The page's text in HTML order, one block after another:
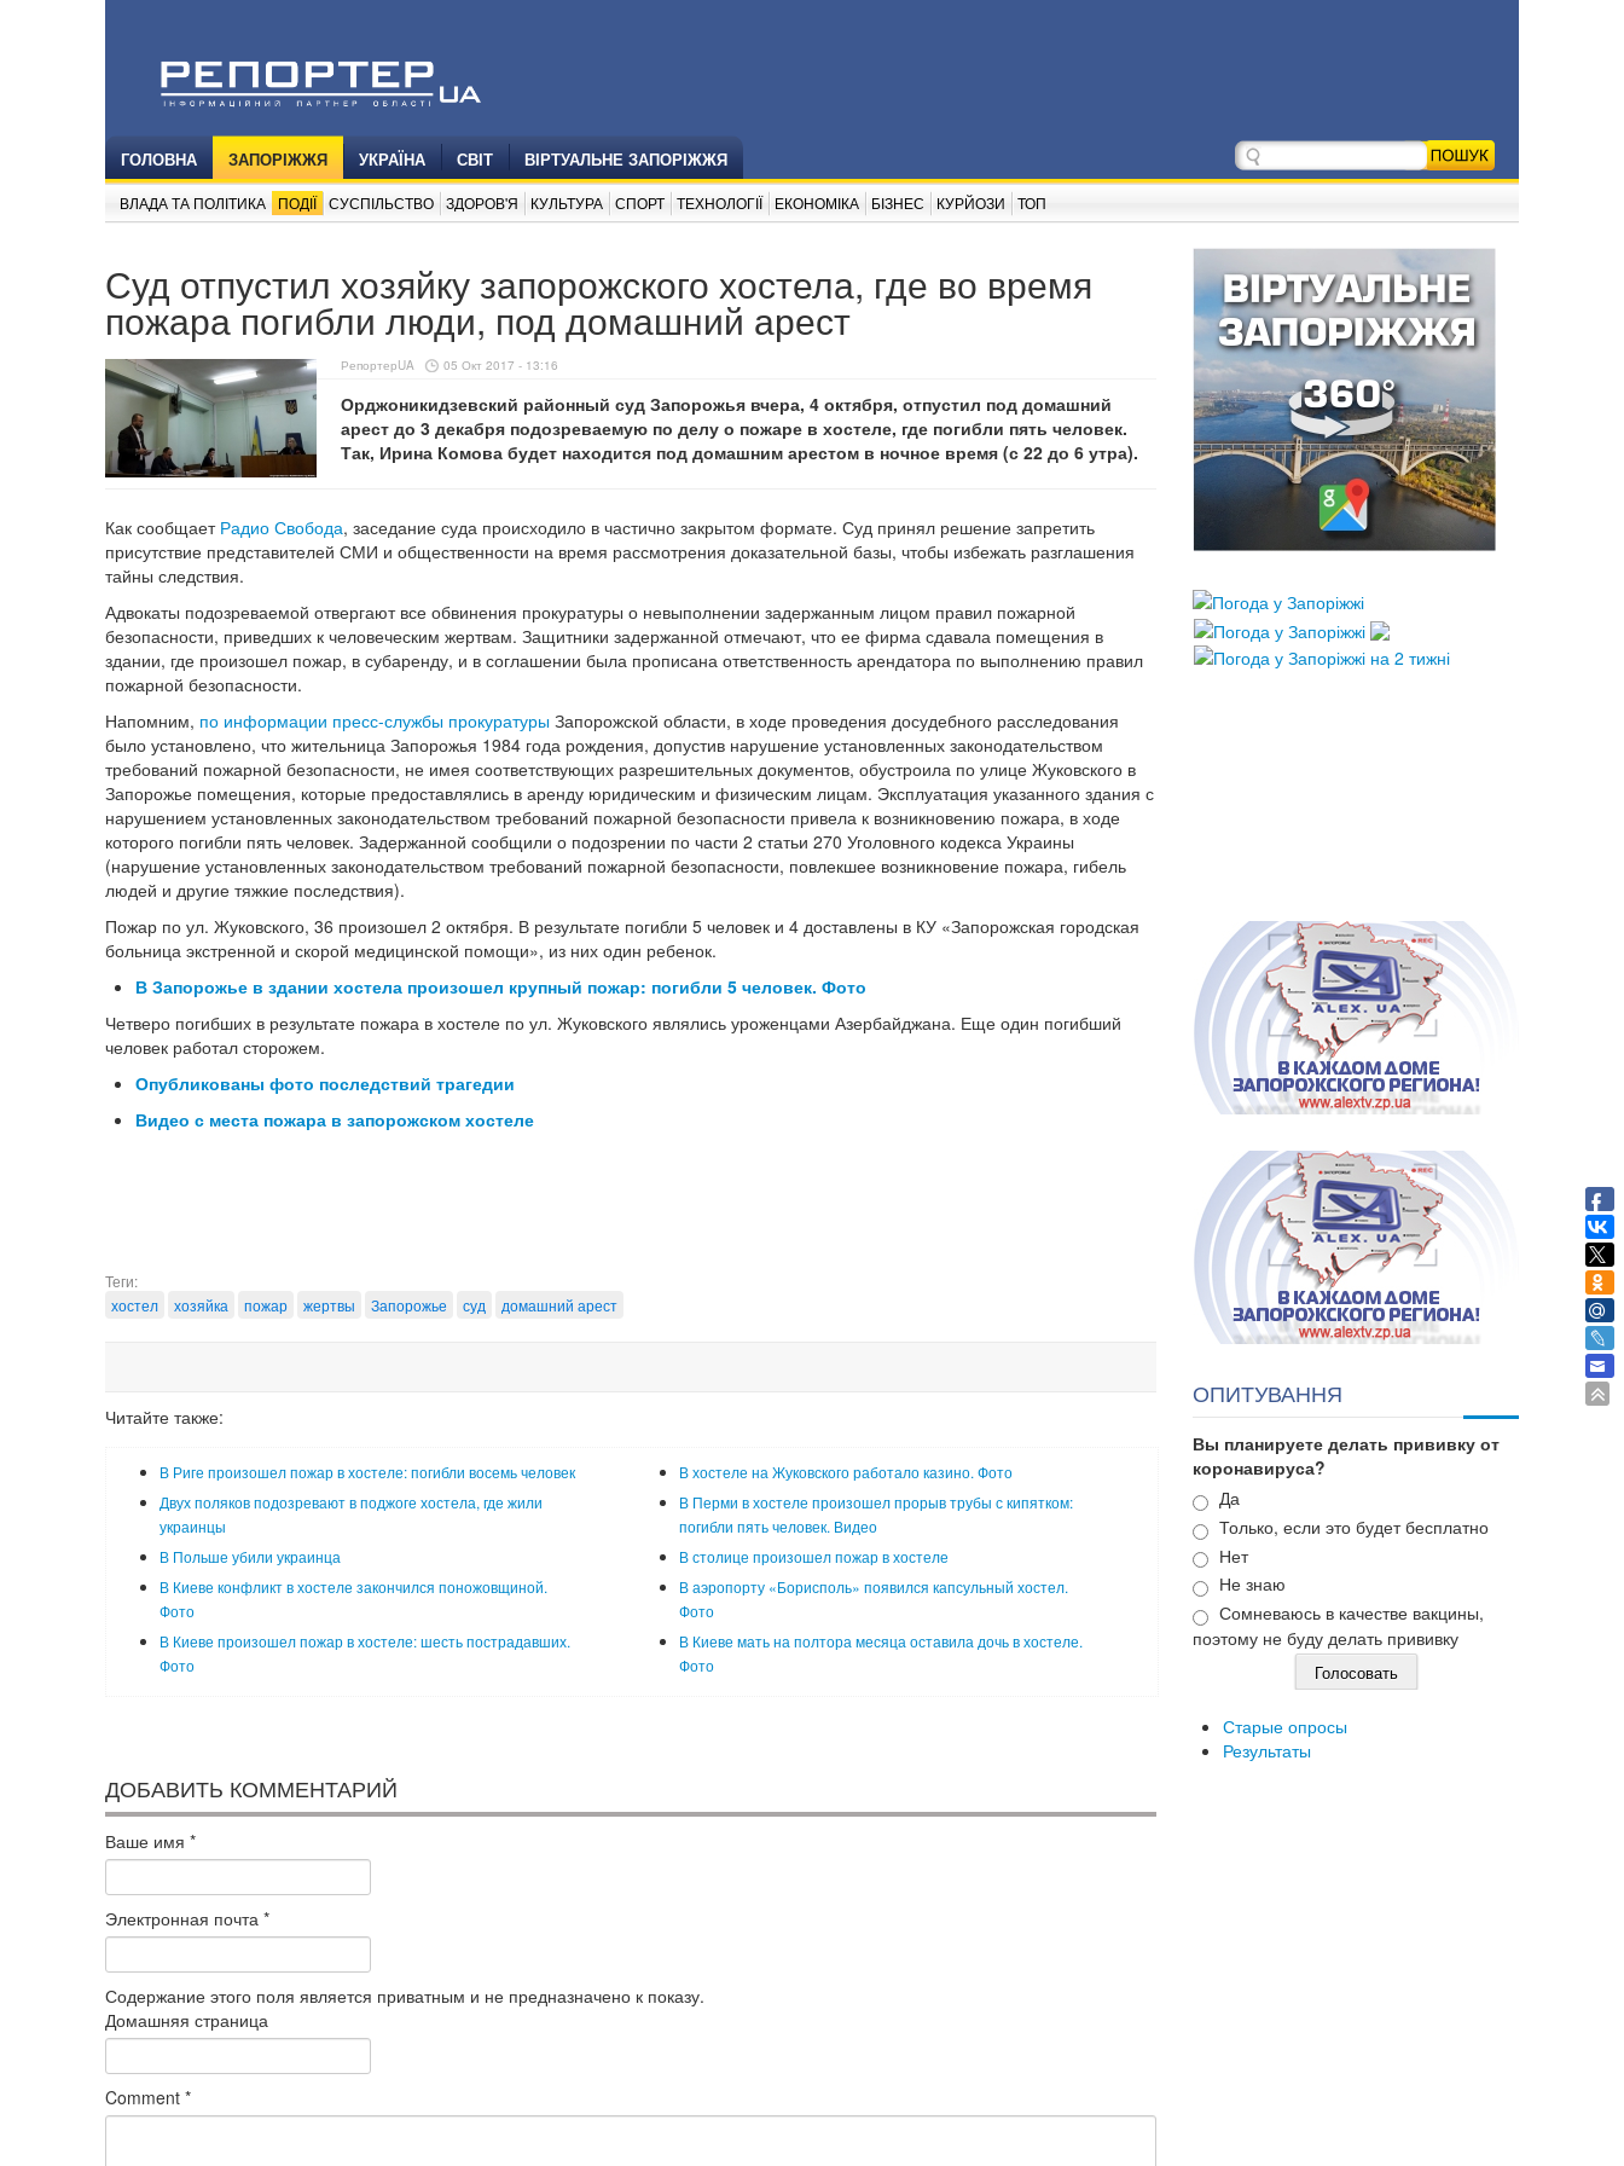
ГОЛОВНА ЗАПОРІЖЖЯ УКРАЇНА СВІТ ВІРТУАЛЬНЕ ЗАПОРІЖЖЯ
ВЛАДА ТА ПОЛІТИКА ПОДІЇ СУСПІЛЬСТВО ЗДОРОВ'Я КУЛЬТУРА СПОРТ ТЕХНОЛОГІЇ ЕКОНОМІКА БІЗНЕС КУРЙОЗИ ТОП
Суд отпустил хозяйку запорожского хостела, где во время
пожара погибли люди, под домашний арест
РепортерUA 05 Окт 2017 - 13:16
Орджоникидзевский районный суд Запорожья вчера, 4 октября, отпустил под домашний
арест до 3 декабря подозреваемую по делу о пожаре в хостеле, где погибли пять человек.
Так, Ирина Комова будет находится под домашним арестом в ночное время (с 22 до 6 утра).
Как сообщает Радио Свобода, заседание суда происходило в частично закрытом формате. Суд принял решение запретить
присутствие представителей СМИ и общественности на время рассмотрения доказательной базы, чтобы избежать разглашения
тайны следствия.
Адвокаты подозреваемой отвергают все обвинения прокуратуры о невыполнении задержанным лицом правил пожарной
безопасности, приведших к человеческим жертвам. Защитники задержанной отмечают, что ее фирма сдавала помещения в
здании, где произошел пожар, в субаренду, и в соглашении была прописана ответственность арендатора по выполнению правил
пожарной безопасности.
Напомним, по информации пресс-службы прокуратуры Запорожской области, в ходе проведения досудебного расследования
было установлено, что жительница Запорожья 1984 года рождения, допустив нарушение установленных законодательством
требований пожарной безопасности, не имея соответствующих разрешительных документов, обустроила по улице Жуковского в
Запорожье помещения, которые предоставлялись в аренду юридическим и физическим лицам. Эксплуатация указанного здания с
нарушением установленных законодательством требований пожарной безопасности привела к возникновению пожара, в ходе
которого погибли пять человек. Задержанной сообщили о подозрении по части 2 статьи 270 Уголовного кодекса Украины
(нарушение установленных законодательством требований пожарной безопасности, повлекшее возникновение пожара, гибель
людей и другие тяжкие последствия).
Пожар по ул. Жуковского, 36 произошел 2 октября. В результате погибли 5 человек и 4 доставлены в КУ «Запорожская городская
больница экстренной и скорой медицинской помощи», из них один ребенок.
В Запорожье в здании хостела произошел крупный пожар: погибли 5 человек. Фото
Четверо погибших в результате пожара в хостеле по ул. Жуковского являлись уроженцами Азербайджана. Еще один погибший
человек работал сторожем.
Опубликованы фото последствий трагедии
Видео с места пожара в запорожском хостеле
Теги:
хостел
хозяйка пожар жертвы Запорожье суд домашний арест
Читайте также:
В Риге произошел пожар в хостеле: погибли восемь человек
В хостеле на Жуковского работало казино. Фото
Двух поляков подозревают в поджоге хостела, где жили
украинцы
В Перми в хостеле произошел прорыв трубы с кипятком:
погибли пять человек. Видео
В Польше убили украинца
В столице произошел пожар в хостеле
В Киеве конфликт в хостеле закончился поножовщиной.
Фото
В аэропорту «Борисполь» появился капсульный хостел.
Фото
В Киеве произошел пожар в хостеле: шесть пострадавших.
Фото
В Киеве мать на полтора месяца оставила дочь в хостеле.
Фото
ДОБАВИТЬ КОММЕНТАРИЙ
Ваше имя *
Электронная почта *
Содержание этого поля является приватным и не предназначено к показу.
Домашняя страница
Comment *
ОПИТУВАННЯ
Вы планируете делать прививку от
коронавируса?
Варианты
Да
Только, если это будет бесплатно
Нет
Не знаю
Сомневаюсь в качестве вакцины,
поэтому не буду делать прививку
Старые опросы
Результаты